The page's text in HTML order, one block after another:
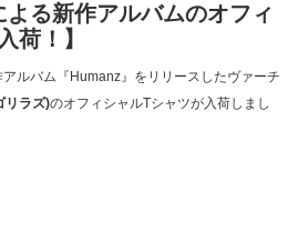
よる新作アルバムのオフィ
荷！】
ルバム『Humanz』をリリースしたヴァーチ
リラズ)のオフィシャルTシャツが入荷しまし